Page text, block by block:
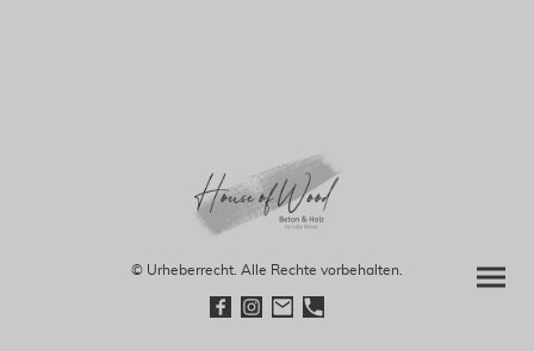
© Urheberrecht. Alle Rechte vorbehalten.